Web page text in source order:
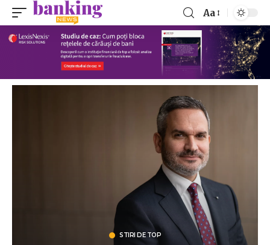
Aa
STIRI DE TOP